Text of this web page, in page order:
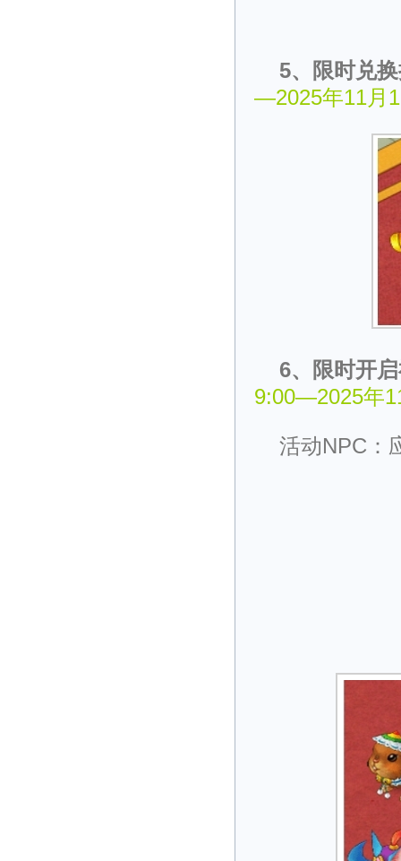
5、限时兑
—2025年11月
6、限时开
9:00—2025年
活动NPC：